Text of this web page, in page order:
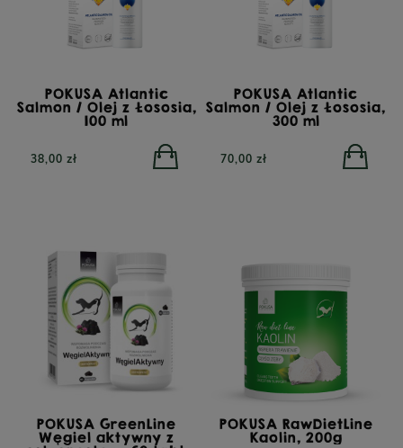
POKUSA Atlantic
Salmon / Olej z Łososia,
100 ml
38,00 zł
POKUSA Atlantic
Salmon / Olej z Łososia,
300 ml
70,00 zł
POKUSA GreenLine
Węgiel aktywny z
POKUSA RawDietLine
Kaolin, 200g